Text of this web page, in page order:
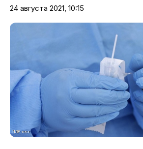
24 августа 2021, 10:15